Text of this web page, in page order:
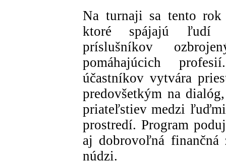
Na turnaji sa tento rok
ktoré spájajú ľudí z
príslušníkov
pomáhajúcich
účastníkov vytvára
predovšetkým na
priateľstiev medzi
prostredí. Program
aj dobrovoľná finančná
núdzi.